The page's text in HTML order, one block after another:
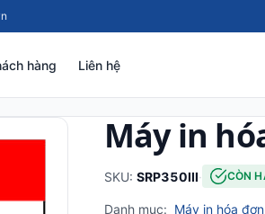
hàng Liên hệ
Máy in
SKU: SRP350III· CÒN
Danh mục: Máy in hóa đơn